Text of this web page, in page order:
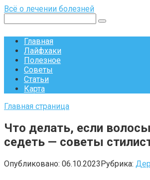
Перейти
контенту
Всё о лечении болезней
Главная
Лайфхаки
Полезное
Советы
Статьи
Карта
Главная страница
Что делать, если
седеть — советы
Опубликовано: 06.10.2023Рубрика: